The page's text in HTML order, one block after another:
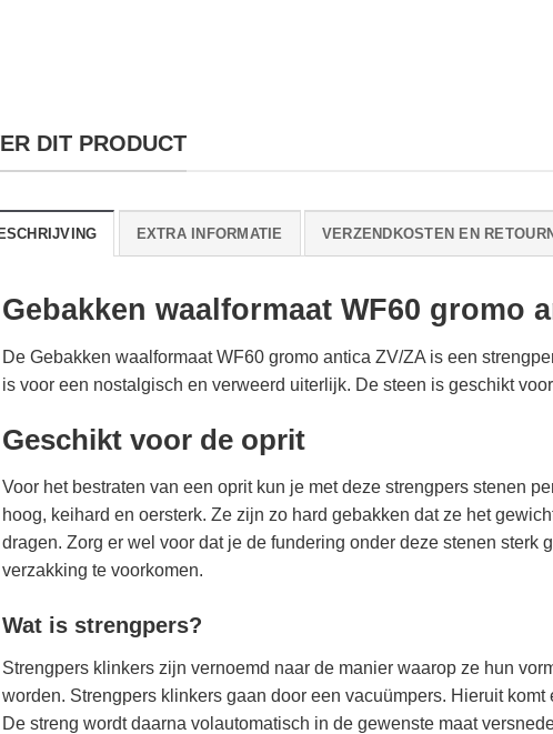
DIT PRODUCT
EXTRA INFORMATIE VERZENDKOSTEN EN
Gebakken waalformaat WF60 gromo
De Gebakken waalformaat WF60 gromo antica ZV/ZA is een
is voor een nostalgisch en verweerd uiterlijk. De steen is geschikt
Geschikt voor de oprit
Voor het bestraten van een oprit kun je met deze strengpers stenen
hoog, keihard en oersterk. Ze zijn zo hard gebakken dat ze het
dragen. Zorg er wel voor dat je de fundering onder deze stenen sterk
verzakking te voorkomen.
Wat is strengpers?
Strengpers klinkers zijn vernoemd naar de manier waarop ze hun
worden. Strengpers klinkers gaan door een vacuümpers. Hieruit
De streng wordt daarna volautomatisch in de gewenste maat